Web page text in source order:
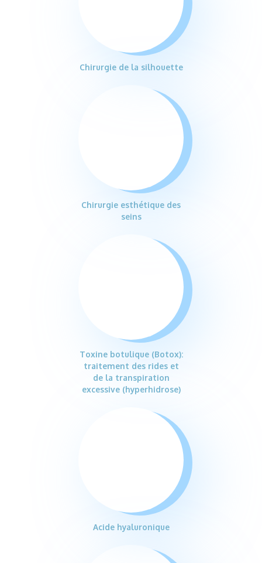
Chirurgie de la silhouette
Chirurgie esthétique des
seins
Toxine botulique (Botox):
traitement des rides et
de la transpiration
excessive (hyperhidrose)
Acide hyaluronique